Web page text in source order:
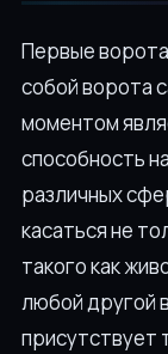
Первые
собой ворота
моментом
способность
различных
касаться не
такого как
любой другой
присутствует